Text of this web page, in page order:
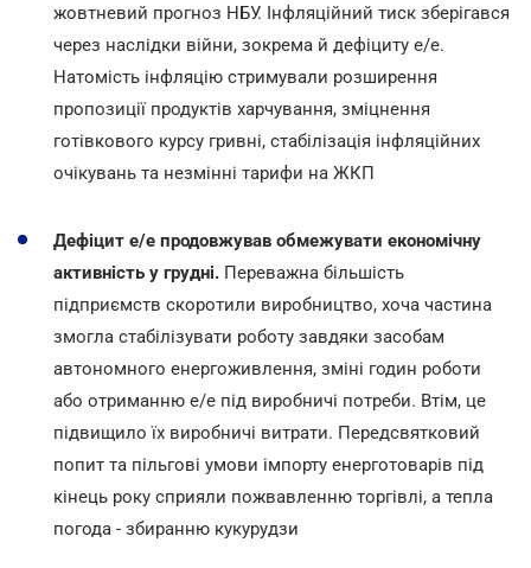
жовтневий прогноз НБУ. Інфляційний тиск зберігався
через наслідки війни, зокрема й дефіциту е/е.
Натомість інфляцію стримували розширення
пропозиції продуктів харчування, зміцнення
готівкового курсу гривні, стабілізація інфляційних
очікувань та незмінні тарифи на ЖКП
Дефіцит е/е продовжував обмежувати економічну
активність у грудні. Переважна більшість
підприємств скоротили виробництво, хоча частина
змогла стабілізувати роботу завдяки засобам
автономного енергоживлення, зміні годин роботи
або отриманню е/е під виробничі потреби. Втім, це
підвищило їх виробничі витрати. Передсвятковий
попит та пільгові умови імпорту енерготоварів під
кінець року сприяли пожвавленню торгівлі, а тепла
погода - збиранню кукурудзи